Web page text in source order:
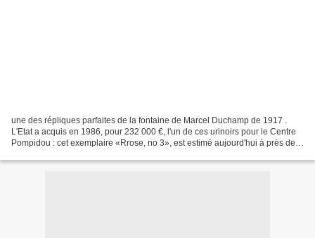
une des répliques parfaites de la fontaine de Marcel Duchamp de 1917 .
L'Etat a acquis en 1986, pour 232 000 €, l'un de ces urinoirs pour le Centre
Pompidou : cet exemplaire «Rrose, no 3», est estimé aujourd'hui à près de 3